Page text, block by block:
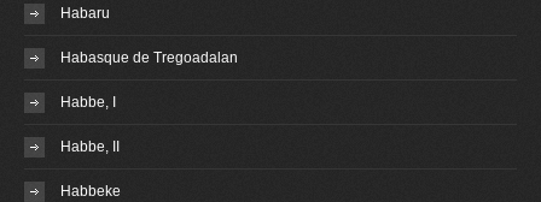
Habaru
Habasque de Tregoadalan
Habbe, I
Habbe, II
Habbeke